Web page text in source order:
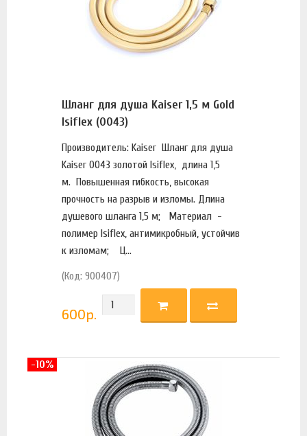
Шланг для душа Kaiser 1,5 м Gold
Isiflex (0043)
Производитель: Kaiser Шланг для душа
Kaiser 0043 золотой Isiflex, длина 1,5
м. Повышенная гибкость, высокая
прочность на разрыв и изломы. Длина
душевого шланга 1,5 м; Материал -
полимер Isiflex, антимикробный, устойчив
к изломам; Ц...
(Код: 900407)
600р.
-10%